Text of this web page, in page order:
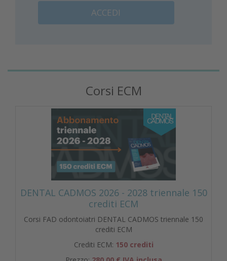
ACCEDI
Corsi ECM
DENTAL CADMOS 2026 - 2028 triennale 150
crediti ECM
Corsi FAD odontoiatri DENTAL CADMOS triennale 150
crediti ECM
Crediti ECM: 150 crediti